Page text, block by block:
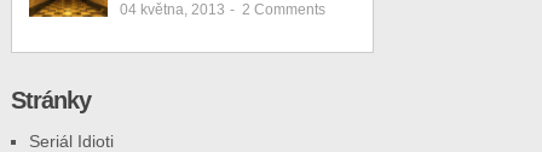
04 května, 2013 - 2 Comments
Stránky
Seriál Idioti